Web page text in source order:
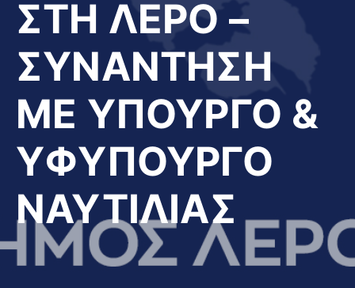
ΣΤΗ ΛΕΡΟ –
ΣΥΝΑΝΤΗΣΗ
ΜΕ ΥΠΟΥΡΓΟ &
ΥΦΥΠΟΥΡΓΟ
ΝΑΥΤΙΛΙΑΣ